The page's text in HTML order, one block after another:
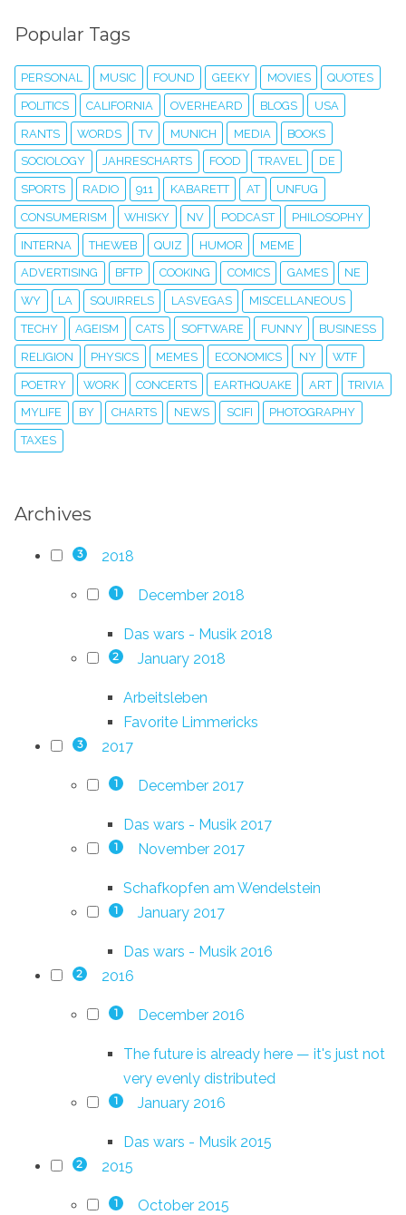
Popular Tags
PERSONAL MUSIC FOUND GEEKY MOVIES QUOTES
POLITICS CALIFORNIA OVERHEARD BLOGS USA
RANTS WORDS TV MUNICH MEDIA BOOKS
SOCIOLOGY JAHRESCHARTS FOOD TRAVEL DE
SPORTS RADIO 911 KABARETT AT UNFUG
CONSUMERISM WHISKY NV PODCAST PHILOSOPHY
INTERNA THEWEB QUIZ HUMOR MEME
ADVERTISING BFTP COOKING COMICS GAMES NE
WY LA SQUIRRELS LASVEGAS MISCELLANEOUS
TECHY AGEISM CATS SOFTWARE FUNNY BUSINESS
RELIGION PHYSICS MEMES ECONOMICS NY WTF
POETRY WORK CONCERTS EARTHQUAKE ART TRIVIA
MYLIFE BY CHARTS NEWS SCIFI PHOTOGRAPHY
TAXES
Archives
3 2018
1 December 2018
Das wars - Musik 2018
2 January 2018
Arbeitsleben
Favorite Limmericks
3 2017
1 December 2017
Das wars - Musik 2017
1 November 2017
Schafkopfen am Wendelstein
1 January 2017
Das wars - Musik 2016
2 2016
1 December 2016
The future is already here — it's just not
very evenly distributed
1 January 2016
Das wars - Musik 2015
2 2015
1 October 2015